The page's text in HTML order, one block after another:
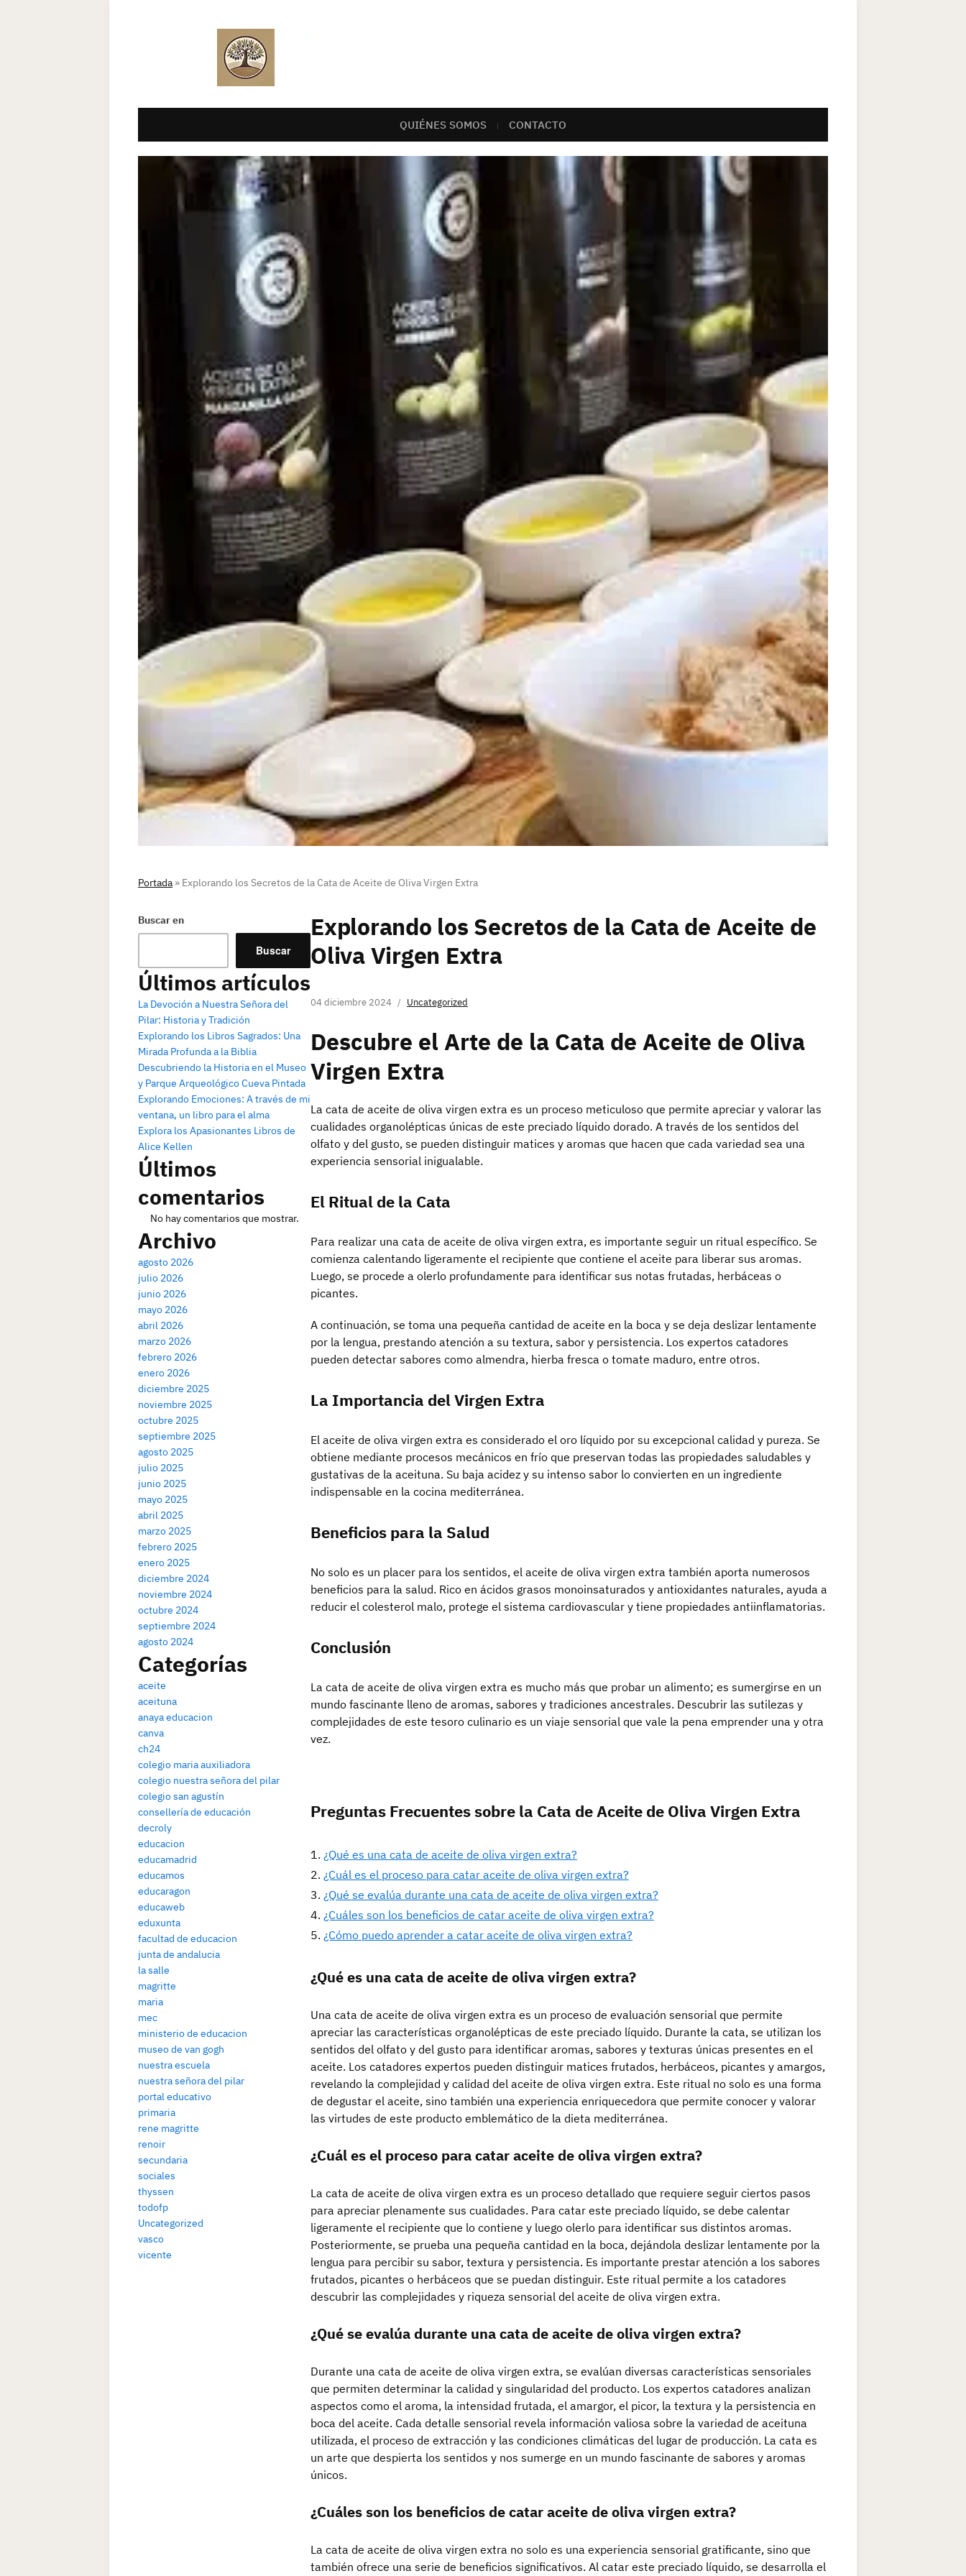
QUIÉNES SOMOS CONTACTO
Portada » Explorando los Secretos de la Cata de Aceite de Oliva Virgen Extra
Buscar en
Buscar
Últimos artículos
La Devoción a Nuestra Señora del
Pilar: Historia y Tradición
Explorando los Libros Sagrados: Una
Mirada Profunda a la Biblia
Descubriendo la Historia en el Museo
y Parque Arqueológico Cueva Pintada
Explorando Emociones: A través de mi
ventana, un libro para el alma
Explora los Apasionantes Libros de
Alice Kellen
Últimos
comentarios
No hay comentarios que mostrar.
Archivo
agosto 2026
julio 2026
junio 2026
mayo 2026
abril 2026
marzo 2026
febrero 2026
enero 2026
diciembre 2025
noviembre 2025
octubre 2025
septiembre 2025
agosto 2025
julio 2025
junio 2025
mayo 2025
abril 2025
marzo 2025
febrero 2025
enero 2025
diciembre 2024
noviembre 2024
octubre 2024
septiembre 2024
agosto 2024
Categorías
aceite
aceituna
anaya educacion
canva
ch24
colegio maria auxiliadora
colegio nuestra señora del pilar
colegio san agustín
consellería de educación
decroly
educacion
educamadrid
educamos
educaragon
educaweb
eduxunta
facultad de educacion
junta de andalucia
la salle
magritte
maria
mec
ministerio de educacion
museo de van gogh
nuestra escuela
nuestra señora del pilar
portal educativo
primaria
rene magritte
renoir
secundaria
sociales
thyssen
todofp
Uncategorized
vasco
vicente
Explorando los Secretos de la Cata de Aceite de
Oliva Virgen Extra
04 diciembre 2024 Uncategorized
Descubre el Arte de la Cata de Aceite de Oliva
Virgen Extra
La cata de aceite de oliva virgen extra es un proceso meticuloso que permite apreciar y valorar las
cualidades organolépticas únicas de este preciado líquido dorado. A través de los sentidos del
olfato y del gusto, se pueden distinguir matices y aromas que hacen que cada variedad sea una
experiencia sensorial inigualable.
El Ritual de la Cata
Para realizar una cata de aceite de oliva virgen extra, es importante seguir un ritual específico. Se
comienza calentando ligeramente el recipiente que contiene el aceite para liberar sus aromas.
Luego, se procede a olerlo profundamente para identificar sus notas frutadas, herbáceas o
picantes.
A continuación, se toma una pequeña cantidad de aceite en la boca y se deja deslizar lentamente
por la lengua, prestando atención a su textura, sabor y persistencia. Los expertos catadores
pueden detectar sabores como almendra, hierba fresca o tomate maduro, entre otros.
La Importancia del Virgen Extra
El aceite de oliva virgen extra es considerado el oro líquido por su excepcional calidad y pureza. Se
obtiene mediante procesos mecánicos en frío que preservan todas las propiedades saludables y
gustativas de la aceituna. Su baja acidez y su intenso sabor lo convierten en un ingrediente
indispensable en la cocina mediterránea.
Beneficios para la Salud
No solo es un placer para los sentidos, el aceite de oliva virgen extra también aporta numerosos
beneficios para la salud. Rico en ácidos grasos monoinsaturados y antioxidantes naturales, ayuda a
reducir el colesterol malo, protege el sistema cardiovascular y tiene propiedades antiinflamatorias.
Conclusión
La cata de aceite de oliva virgen extra es mucho más que probar un alimento; es sumergirse en un
mundo fascinante lleno de aromas, sabores y tradiciones ancestrales. Descubrir las sutilezas y
complejidades de este tesoro culinario es un viaje sensorial que vale la pena emprender una y otra
vez.
Preguntas Frecuentes sobre la Cata de Aceite de Oliva Virgen Extra
¿Qué es una cata de aceite de oliva virgen extra?
¿Cuál es el proceso para catar aceite de oliva virgen extra?
¿Qué se evalúa durante una cata de aceite de oliva virgen extra?
¿Cuáles son los beneficios de catar aceite de oliva virgen extra?
¿Cómo puedo aprender a catar aceite de oliva virgen extra?
¿Qué es una cata de aceite de oliva virgen extra?
Una cata de aceite de oliva virgen extra es un proceso de evaluación sensorial que permite
apreciar las características organolépticas de este preciado líquido. Durante la cata, se utilizan los
sentidos del olfato y del gusto para identificar aromas, sabores y texturas únicas presentes en el
aceite. Los catadores expertos pueden distinguir matices frutados, herbáceos, picantes y amargos,
revelando la complejidad y calidad del aceite de oliva virgen extra. Este ritual no solo es una forma
de degustar el aceite, sino también una experiencia enriquecedora que permite conocer y valorar
las virtudes de este producto emblemático de la dieta mediterránea.
¿Cuál es el proceso para catar aceite de oliva virgen extra?
La cata de aceite de oliva virgen extra es un proceso detallado que requiere seguir ciertos pasos
para apreciar plenamente sus cualidades. Para catar este preciado líquido, se debe calentar
ligeramente el recipiente que lo contiene y luego olerlo para identificar sus distintos aromas.
Posteriormente, se prueba una pequeña cantidad en la boca, dejándola deslizar lentamente por la
lengua para percibir su sabor, textura y persistencia. Es importante prestar atención a los sabores
frutados, picantes o herbáceos que se puedan distinguir. Este ritual permite a los catadores
descubrir las complejidades y riqueza sensorial del aceite de oliva virgen extra.
¿Qué se evalúa durante una cata de aceite de oliva virgen extra?
Durante una cata de aceite de oliva virgen extra, se evalúan diversas características sensoriales
que permiten determinar la calidad y singularidad del producto. Los expertos catadores analizan
aspectos como el aroma, la intensidad frutada, el amargor, el picor, la textura y la persistencia en
boca del aceite. Cada detalle sensorial revela información valiosa sobre la variedad de aceituna
utilizada, el proceso de extracción y las condiciones climáticas del lugar de producción. La cata es
un arte que despierta los sentidos y nos sumerge en un mundo fascinante de sabores y aromas
únicos.
¿Cuáles son los beneficios de catar aceite de oliva virgen extra?
La cata de aceite de oliva virgen extra no solo es una experiencia sensorial gratificante, sino que
también ofrece una serie de beneficios significativos. Al catar este preciado líquido, se desarrolla el